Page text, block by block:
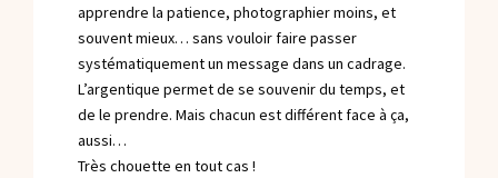
apprendre la patience, photographier moins, et
souvent mieux… sans vouloir faire passer
systématiquement un message dans un cadrage.
L’argentique permet de se souvenir du temps, et
de le prendre. Mais chacun est différent face à ça,
aussi…
Très chouette en tout cas !